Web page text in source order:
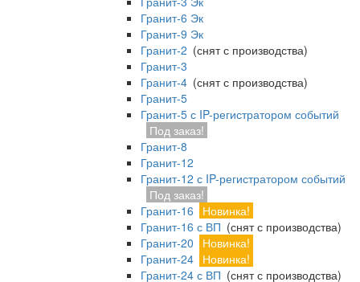
Гранит-6 Эк
Гранит-9 Эк
Гранит-2 (снят с производства)
Гранит-3
Гранит-4 (снят с производства)
Гранит-5
Гранит-5 с IP-регистратором событий
Под заказ!
Гранит-8
Гранит-12
Гранит-12 с IP-регистратором событий
Под заказ!
Гранит-16
Новинка!
Гранит-16 с ВП (снят с производства)
Гранит-20
Новинка!
Гранит-24 Новинка!
Гранит-24 с ВП (снят с производства)